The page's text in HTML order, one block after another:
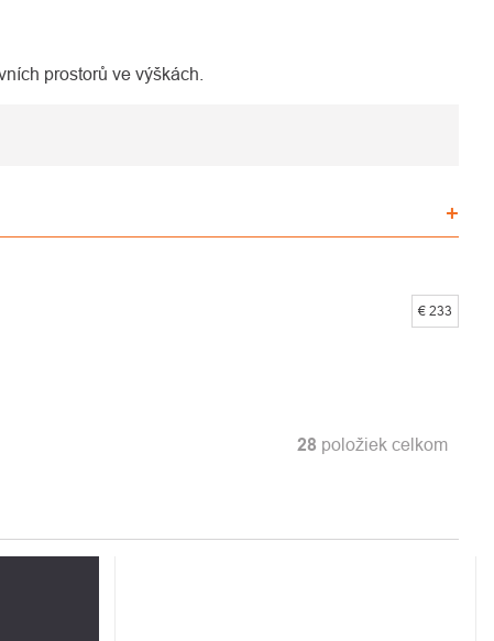
prostorů ve výškách.
€ 233
28 položiek celkom